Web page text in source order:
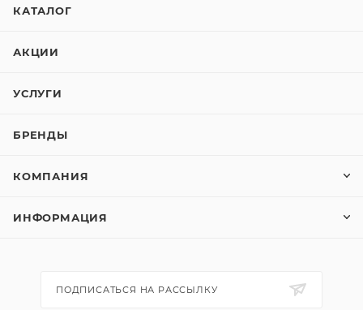
КАТАЛОГ
АКЦИИ
УСЛУГИ
БРЕНДЫ
КОМПАНИЯ
ИНФОРМАЦИЯ
ПОДПИСАТЬСЯ НА РАССЫЛКУ